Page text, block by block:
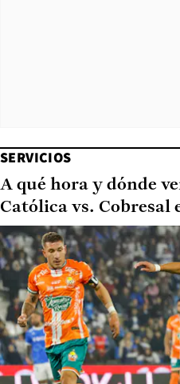
SERVICIOS
A qué hora y dónde
Católica vs. Cobresal